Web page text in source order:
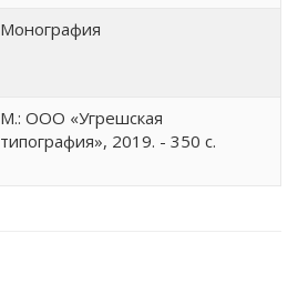
Монография
М.: ООО «Угрешская
типография», 2019. - 350 с.